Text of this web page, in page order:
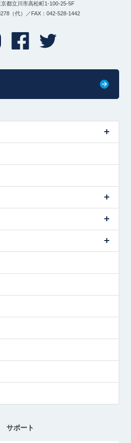
都立川市高松町1-100-25-5F
（代）／FAX：042-528-1442
サポート